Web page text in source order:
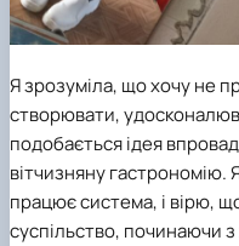
Я зрозуміла, що хочу не
створювати,
подобається ідея
вітчизняну гастрономію.
працює система, і вірю,
суспільство, починаючи з